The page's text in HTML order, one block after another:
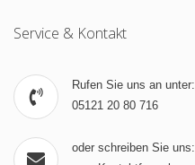
Service & Kontakt
Rufen Sie uns an unter:
05121 20 80 716
oder schreiben Sie uns: